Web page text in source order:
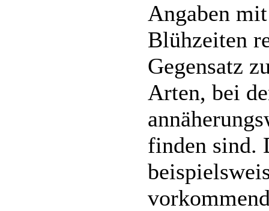
Angaben
Blühzeiten
Gegensatz
Arten, bei
finden sind.